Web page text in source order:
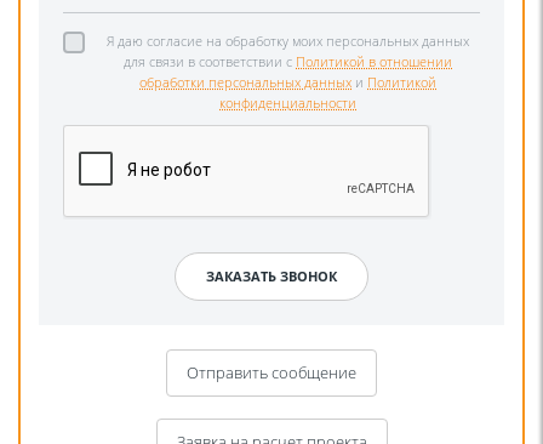
Я даю согласие на обработку моих персональных данных
для связи в соответствии с Политикой в отношении
обработки персональных данных и Политикой
конфиденциальности
Отправить сообщение